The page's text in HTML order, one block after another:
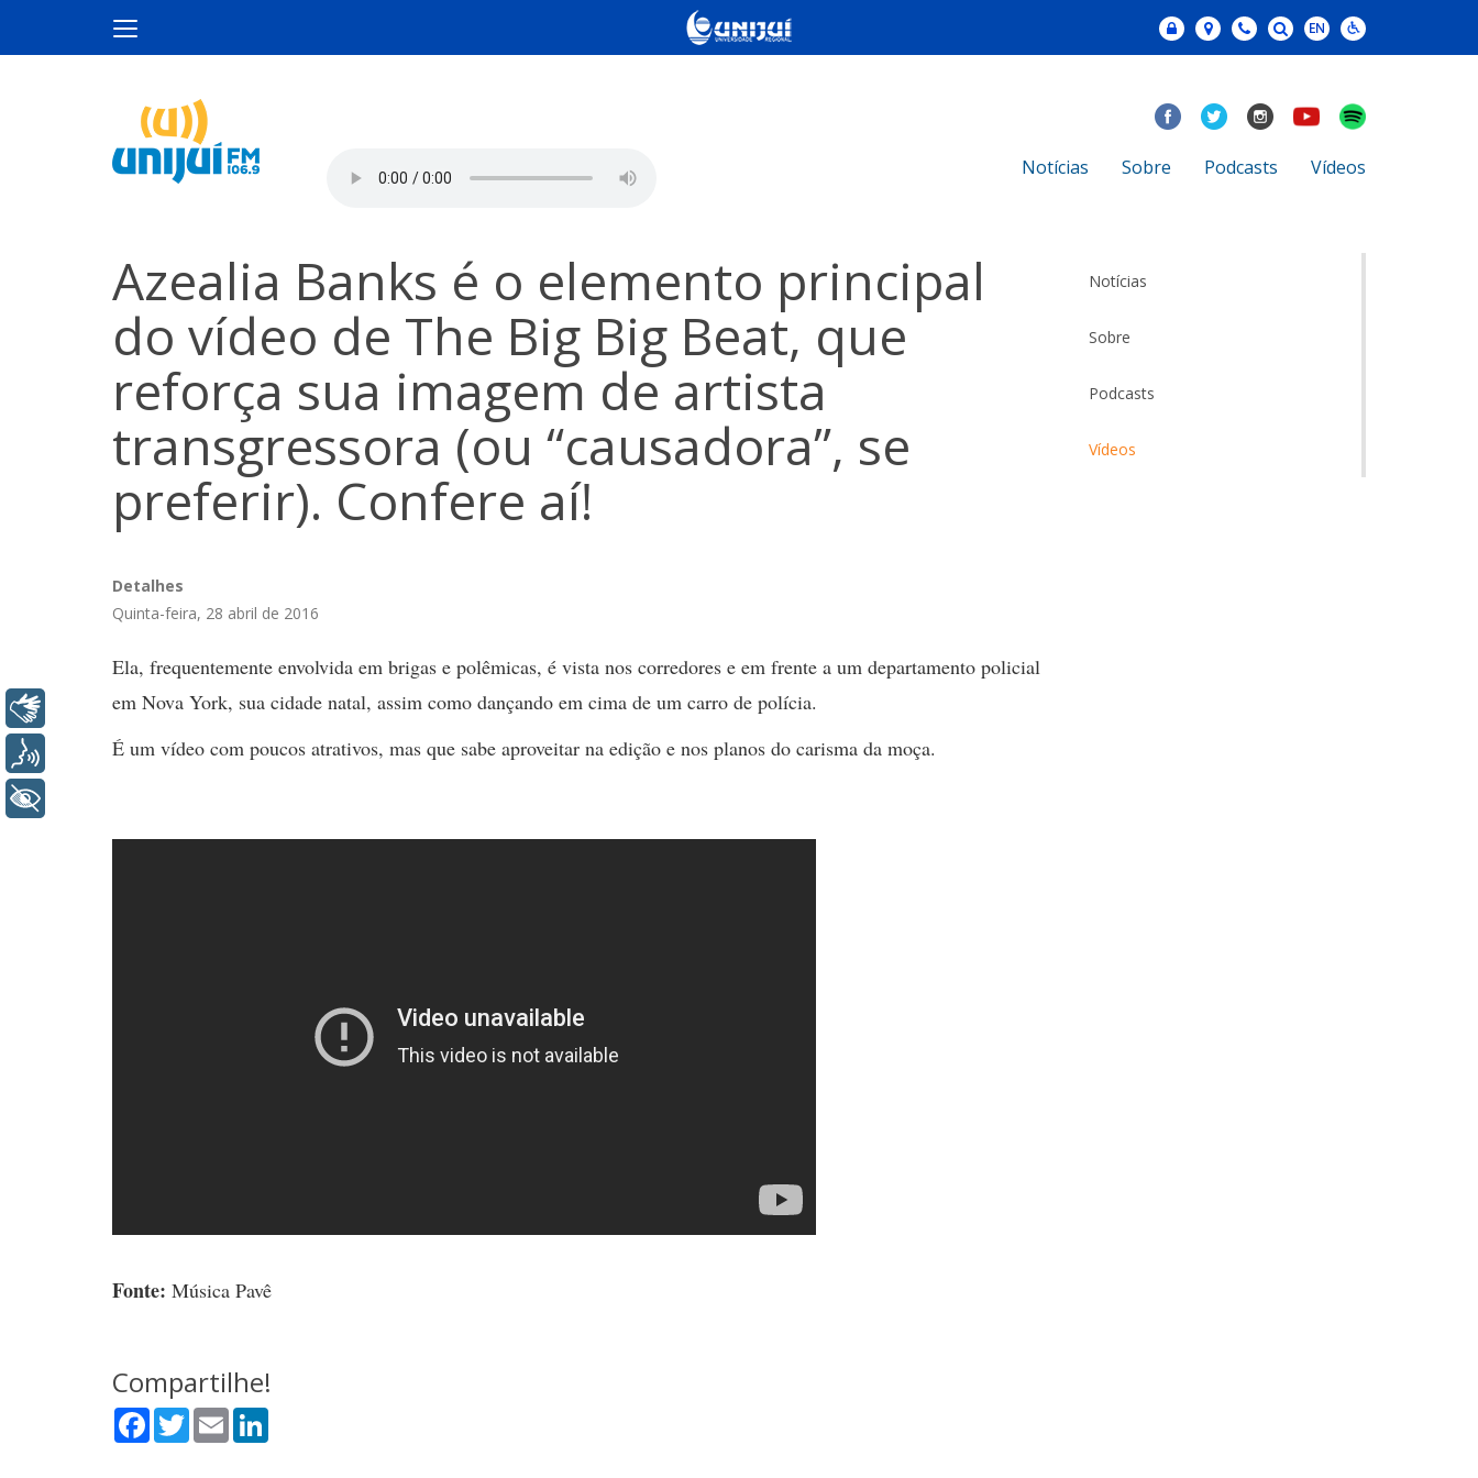
Notícias Sobre Podcasts Vídeos
Azealia Banks é o elemento principal
do vídeo de The Big Big Beat, que
reforça sua imagem de artista
transgressora (ou “causadora”, se
preferir). Confere aí!
Detalhes
Quinta-feira, 28 abril de 2016
Ela, frequentemente envolvida em brigas e polêmicas, é vista nos corredores e em frente a um departamento policial
em Nova York, sua cidade natal, assim como dançando em cima de um carro de polícia.
É um vídeo com poucos atrativos, mas que sabe aproveitar na edição e nos planos do carisma da moça.
Fonte: Música Pavê
Compartilhe!
Facebook
TwitterEmail
Notícias
Sobre
Podcasts
Vídeos
Libras